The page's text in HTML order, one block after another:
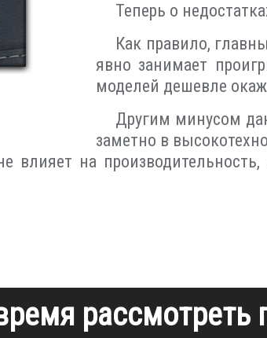
Теперь о
Как правило,
явно занимает
моделей дешевле
Другим минусом
заметно в
на
рассмотреть